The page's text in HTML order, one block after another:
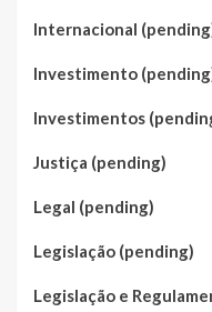
Internacional
Investimento
Investimentos
Justiça (pending)
Legal (pending)
Legislação (pending)
Legislação e